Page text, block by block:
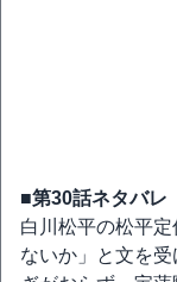
■第30話ネタバレ
白川松平の松平
ないか」と文を